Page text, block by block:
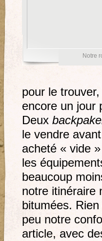
Notre
pour le
encore un jour
Deux
le vendre
acheté « vide
les
beaucoup
notre itinéraire
bitumées.
peu notre
article, avec